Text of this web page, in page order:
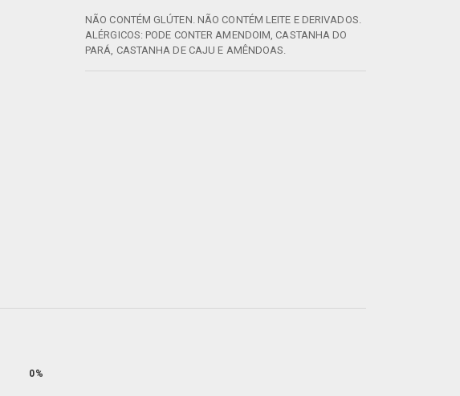
NÃO CONTÉM GLÚTEN. NÃO CONTÉM LEITE E DERIVADOS.
ALÉRGICOS: PODE CONTER AMENDOIM, CASTANHA DO
PARÁ, CASTANHA DE CAJU E AMÊNDOAS.
0%